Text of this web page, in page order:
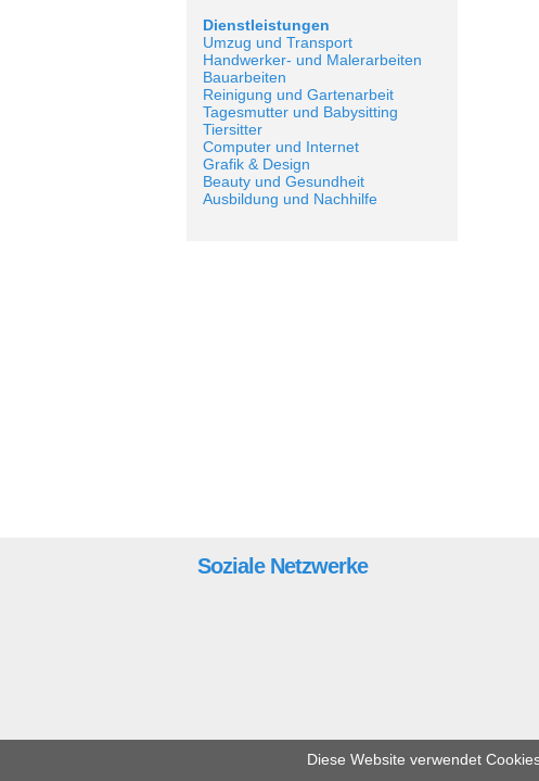
Dienstleistungen
Umzug und Transport
Handwerker- und Malerarbeiten
Bauarbeiten
Reinigung und Gartenarbeit
Tagesmutter und Babysitting
Tiersitter
Computer und Internet
Grafik & Design
Beauty und Gesundheit
Ausbildung und Nachhilfe
Soziale Netzwerke
Diese Website verwendet